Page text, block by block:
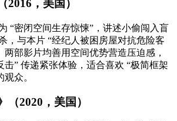
2016，美国）
“密闭空间生存惊悚”，讲述小偷闯入盲
，与本片 “经纪人被困房屋对抗危险客
两部影片均善用空间优势营造压迫感，
击” 传递紧张体验，适合喜欢 “极简框架
众。
（2020，美国）